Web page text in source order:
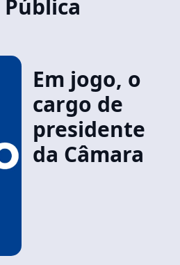
Pública
Em jogo, o
cargo de
presidente
da Câmara